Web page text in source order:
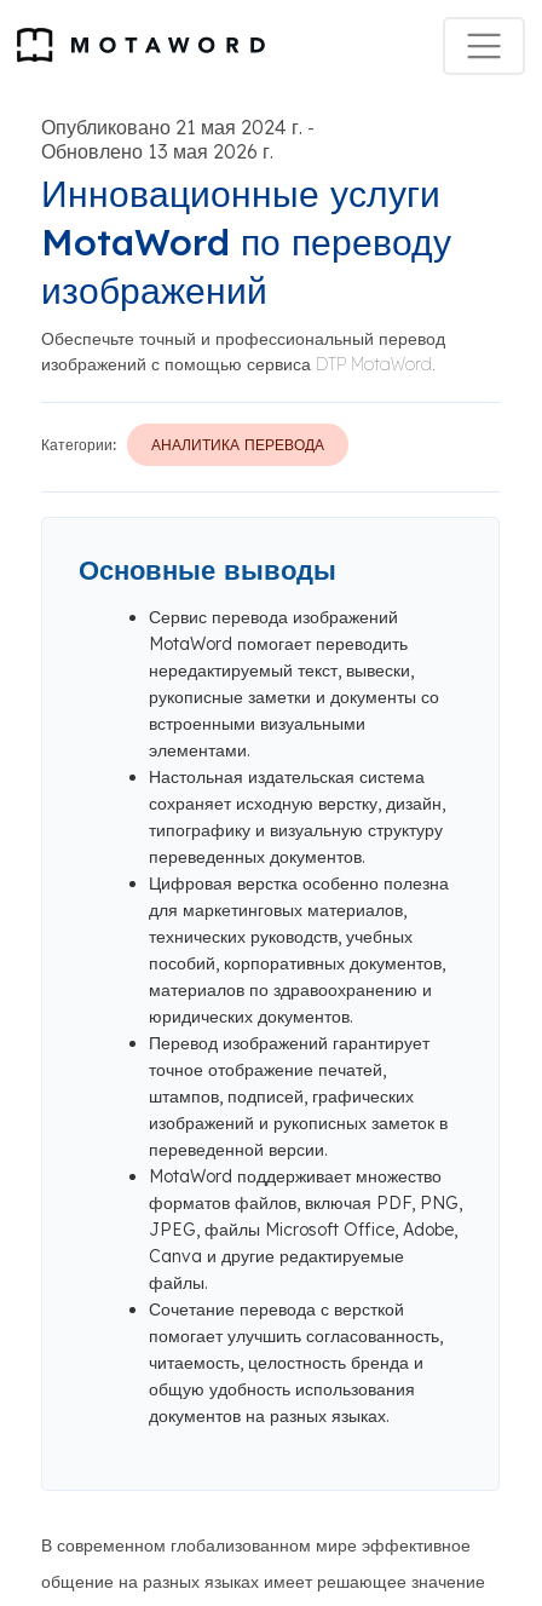
Опубликовано 21 мая 2024 г. -
Обновлено 13 мая 2026 г.
Инновационные услуги
MotaWord по переводу
изображений
Обеспечьте точный и профессиональный перевод
изображений с помощью сервиса DTP MotaWord.
Категории: АНАЛИТИКА ПЕРЕВОДА
Основные выводы
Сервис перевода изображений
MotaWord помогает переводить
нередактируемый текст, вывески,
рукописные заметки и документы со
встроенными визуальными
элементами.
Настольная издательская система
сохраняет исходную верстку, дизайн,
типографику и визуальную структуру
переведенных документов.
Цифровая верстка особенно полезна
для маркетинговых материалов,
технических руководств, учебных
пособий, корпоративных документов,
материалов по здравоохранению и
юридических документов.
Перевод изображений гарантирует
точное отображение печатей,
штампов, подписей, графических
изображений и рукописных заметок в
переведенной версии.
MotaWord поддерживает множество
форматов файлов, включая PDF, PNG,
JPEG, файлы Microsoft Office, Adobe,
Canva и другие редактируемые
файлы.
Сочетание перевода с версткой
помогает улучшить согласованность,
читаемость, целостность бренда и
общую удобность использования
документов на разных языках.
В современном глобализованном мире эффективное
общение на разных языках имеет решающее значение